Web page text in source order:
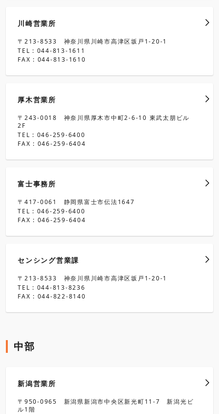
川崎営業所
〒213-8533 神奈川県川崎市高津区坂戸1-20-1
TEL : 044-813-1611
FAX : 044-813-1610
厚木営業所
〒243-0018 神奈川県厚木市中町2-6-10 東武太朋ビル
2F
TEL : 046-259-6400
FAX : 046-259-6404
富士事務所
〒417-0061 静岡県富士市伝法1647
TEL : 046-259-6400
FAX : 046-259-6404
センシング営業課
〒213-8533 神奈川県川崎市高津区坂戸1-20-1
TEL : 044-813-8236
FAX : 044-822-8140
中部
新潟営業所
〒950-0965 新潟県新潟市中央区新光町11-7 新潟光ビ
ル1階